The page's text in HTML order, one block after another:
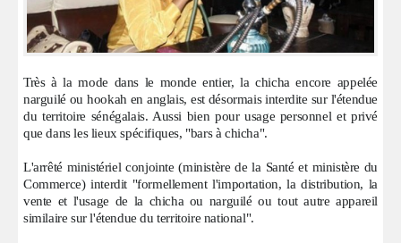
Très à la mode dans le monde entier, la chicha encore appelée
narguilé ou hookah en anglais, est désormais interdite sur l'étendue
du territoire sénégalais. Aussi bien pour usage personnel et privé
que dans les lieux spécifiques, "bars à chicha".
L'arrêté ministériel conjointe (ministère de la Santé et ministère du
Commerce) interdit "formellement l'importation, la distribution, la
vente et l'usage de la chicha ou narguilé ou tout autre appareil
similaire sur l'étendue du territoire national".